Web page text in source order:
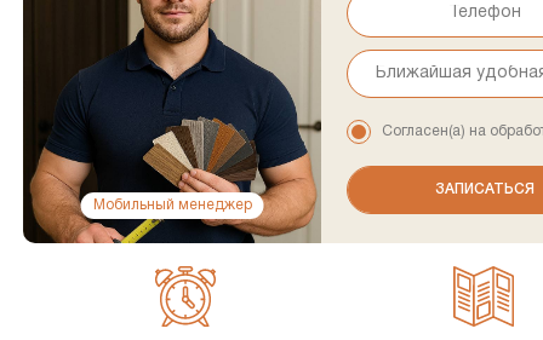
Мобильный менеджер
Согласен(а) на